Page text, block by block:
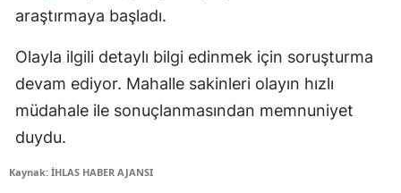
araştırmaya başladı.
Olayla ilgili detaylı bilgi edinmek için soruşturma
devam ediyor. Mahalle sakinleri olayın hızlı
müdahale ile sonuçlanmasından memnuniyet
duydu.
Kaynak: İHLAS HABER AJANSI